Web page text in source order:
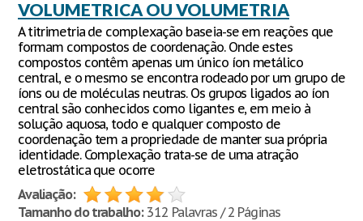
VOLUMETRICA OU VOLUMETRIA
A titrimetria de complexação baseia-se em reações que
formam compostos de coordenação. Onde estes
compostos contêm apenas um único íon metálico
central, e o mesmo se encontra rodeado por um grupo de
íons ou de moléculas neutras. Os grupos ligados ao íon
central são conhecidos como ligantes e, em meio à
solução aquosa, todo e qualquer composto de
coordenação tem a propriedade de manter sua própria
identidade. Complexação trata-se de uma atração
eletrostática que ocorre
Avaliação:
Tamanho do trabalho:312 Palavras / 2 Páginas